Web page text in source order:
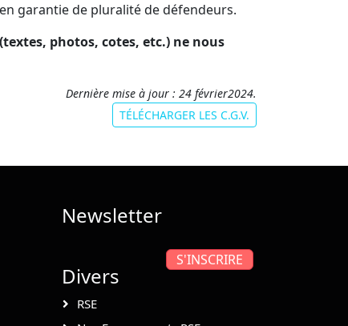
garantie de pluralité de défendeurs.
photos, cotes, etc.) ne nous
Dernière mise à jour : 24 février2024.
TÉLÉCHARGER LES C.G.V.
Newsletter
S'INSCRIRE
Divers
RSE